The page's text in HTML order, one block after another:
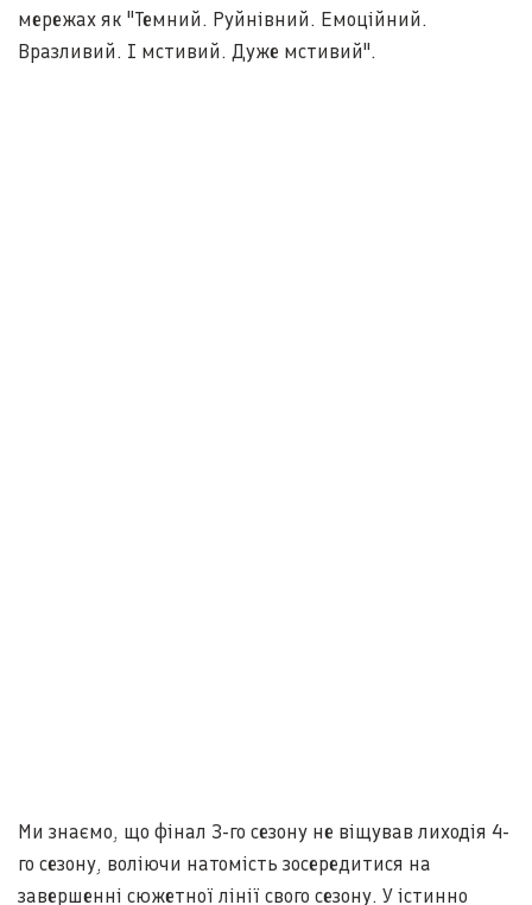
мережах як "Темний. Руйнівний. Емоційний.
Вразливий. І мстивий. Дуже мстивий".
Ми знаємо, що фінал 3-го сезону не віщував лиходія 4-
го сезону, воліючи натомість зосередитися на
завершенні сюжетної лінії свого сезону. У істинно